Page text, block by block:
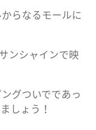
らなるモールに
ンシャインで映
グついでであっ
しょう！